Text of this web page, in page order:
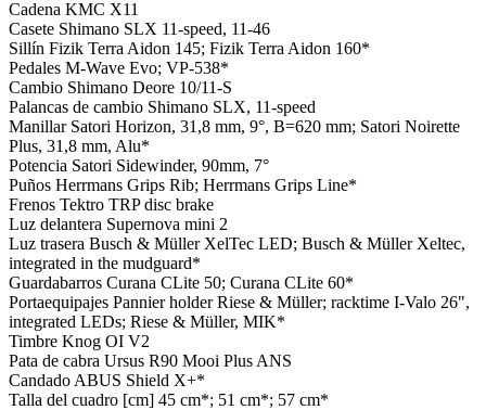
Cadena KMC X11
Casete Shimano SLX 11-speed, 11-46
Sillín Fizik Terra Aidon 145; Fizik Terra Aidon 160*
Pedales M-Wave Evo; VP-538*
Cambio Shimano Deore 10/11-S
Palancas de cambio Shimano SLX, 11-speed
Manillar Satori Horizon, 31,8 mm, 9°, B=620 mm; Satori Noirette
Plus, 31,8 mm, Alu*
Potencia Satori Sidewinder, 90mm, 7°
Puños Herrmans Grips Rib; Herrmans Grips Line*
Frenos Tektro TRP disc brake
Luz delantera Supernova mini 2
Luz trasera Busch & Müller XelTec LED; Busch & Müller Xeltec,
integrated in the mudguard*
Guardabarros Curana CLite 50; Curana CLite 60*
Portaequipajes Pannier holder Riese & Müller; racktime I-Valo 26",
integrated LEDs; Riese & Müller, MIK*
Timbre Knog OI V2
Pata de cabra Ursus R90 Mooi Plus ANS
Candado ABUS Shield X+*
Talla del cuadro [cm] 45 cm*; 51 cm*; 57 cm*